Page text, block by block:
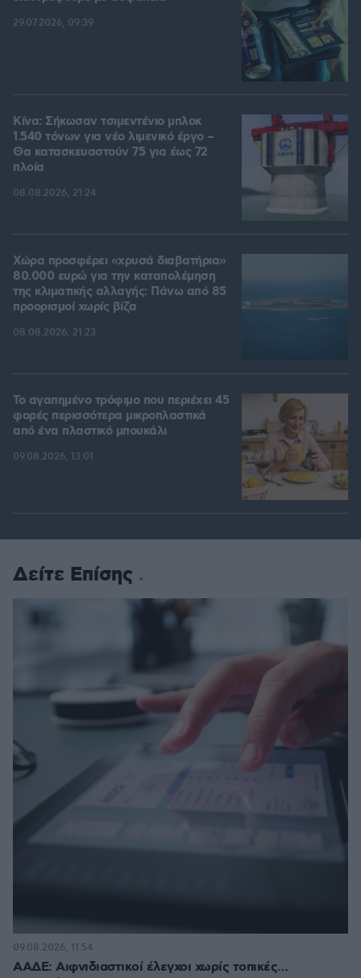
29.07.2026, 09:39
Κίνα: Σήκωσαν τσιμεντένιο μπλοκ
1.540 τόνων για νέο λιμενικό έργο –
Θα κατασκευαστούν 75 για έως 72
πλοία
08.08.2026, 21:24
Χώρα προσφέρει «χρυσά διαβατήρια»
80.000 ευρώ για την καταπολέμηση
της κλιματικής αλλαγής: Πάνω από 85
προορισμοί χωρίς βίζα
08.08.2026, 21:23
Το αγαπημένο τρόφιμο που περιέχει 45
φορές περισσότερα μικροπλαστικά
από ένα πλαστικό μπουκάλι
09.08.2026, 13:01
Δείτε Επίσης
ΑΑΔΕ: Αιφνιδιαστικοί έλεγχοι χωρίς τοπικές…
09.08.2026, 11:54